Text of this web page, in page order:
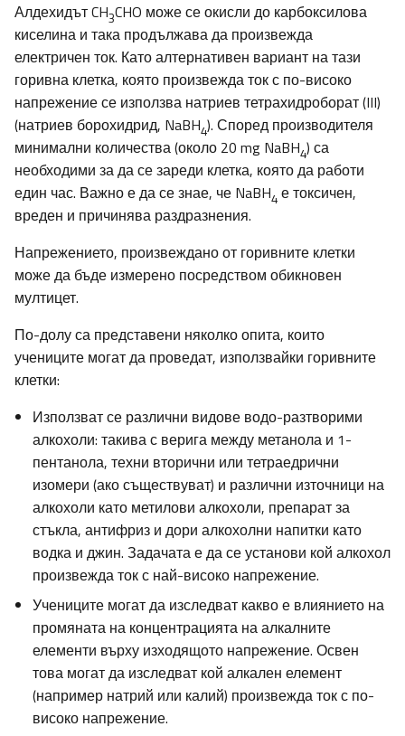
Алдехидът CH3CHO може се окисли до карбоксилова
киселина и така продължава да произвежда
електричен ток. Като алтернативен вариант на тази
горивна клетка, която произвежда ток с по-високо
напрежение се използва натриев тетрахидроборат (III)
(натриев борохидрид, NaBH4). Според производителя
минимални количества (около 20 mg NaBH4) са
необходими за да се зареди клетка, която да работи
един час. Важно е да се знае, че NaBH4 е токсичен,
вреден и причинява раздразнения.
Напрежението, произвеждано от горивните клетки
може да бъде измерено посредством обикновен
мултицет.
По-долу са представени няколко опита, които
учениците могат да проведат, използвайки горивните
клетки:
Използват се различни видове водо-разтворими
алкохоли: такива с верига между метанола и 1-
пентанола, техни вторични или тетраедрични
изомери (ако съществуват) и различни източници на
алкохоли като метилови алкохоли, препарат за
стъкла, антифриз и дори алкохолни напитки като
водка и джин. Задачата е да се установи кой алкохол
произвежда ток с най-високо напрежение.
Учениците могат да изследват какво е влиянието на
промяната на концентрацията на алкалните
елементи върху изходящото напрежение. Освен
това могат да изследват кой алкален елемент
(например натрий или калий) произвежда ток с по-
високо напрежение.